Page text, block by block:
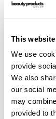
This
We use
provide
We also
our social
may
provided to
- Silikon
- Medium
- For